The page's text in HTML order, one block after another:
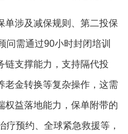
单涉及减保规则、第二投保
问需通过90小时封闭培训
链支撑能力，支持隔代投
老金转换等复杂操作，这需
权益落地能力，保单附带的
疗预约、全球紧急救援等，